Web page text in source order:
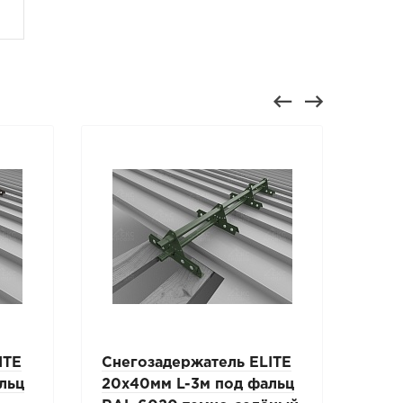
Снегозадержатель ELITE
20х40мм L-3м под фальц